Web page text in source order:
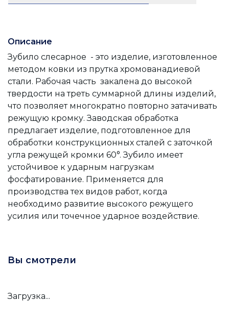
Описание
Зубило слесарное - это изделие, изготовленное
методом ковки из прутка хромованадиевой
стали. Рабочая часть закалена до высокой
твердости на треть суммарной длины изделий,
что позволяет многократно повторно затачивать
режущую кромку. Заводская обработка
предлагает изделие, подготовленное для
обработки конструкционных сталей с заточкой
угла режущей кромки 60°. Зубило имеет
устойчивое к ударным нагрузкам
фосфатирование. Применяется для
производства тех видов работ, когда
необходимо развитие высокого режущего
усилия или точечное ударное воздействие.
Вы смотрели
Загрузка...